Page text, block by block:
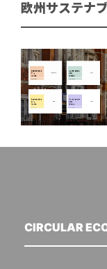
欧州サステナ
CIRCULAR